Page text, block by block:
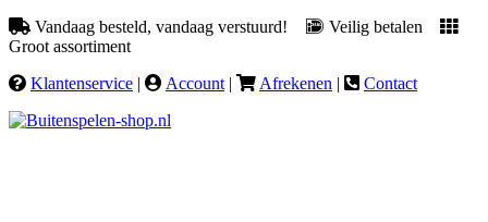
Vandaag besteld, vandaag verstuurd!
Veilig betalen
Groot assortiment
Klantenservice | Account | Afrekenen | Contact